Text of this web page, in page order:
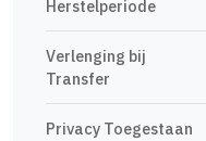
Herstelperiode
Verlenging bij
Transfer
Privacy Toegestaan